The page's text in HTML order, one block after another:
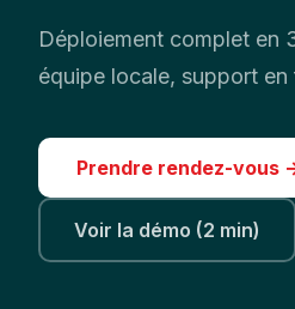
Déploiement complet en
équipe locale, support en
Prendre rendez-vous
Voir la démo (2 min)